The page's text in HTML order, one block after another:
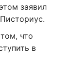
заявил
что
в